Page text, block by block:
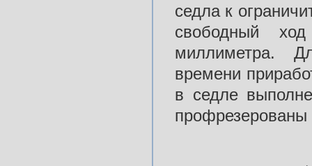
седла к
свободный
миллиметра.
времени
в седле
профрезерованы